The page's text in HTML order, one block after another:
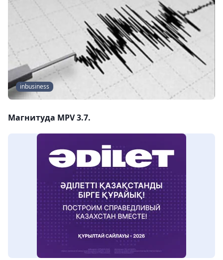
inbusiness
Магнитуда MPV 3.7.